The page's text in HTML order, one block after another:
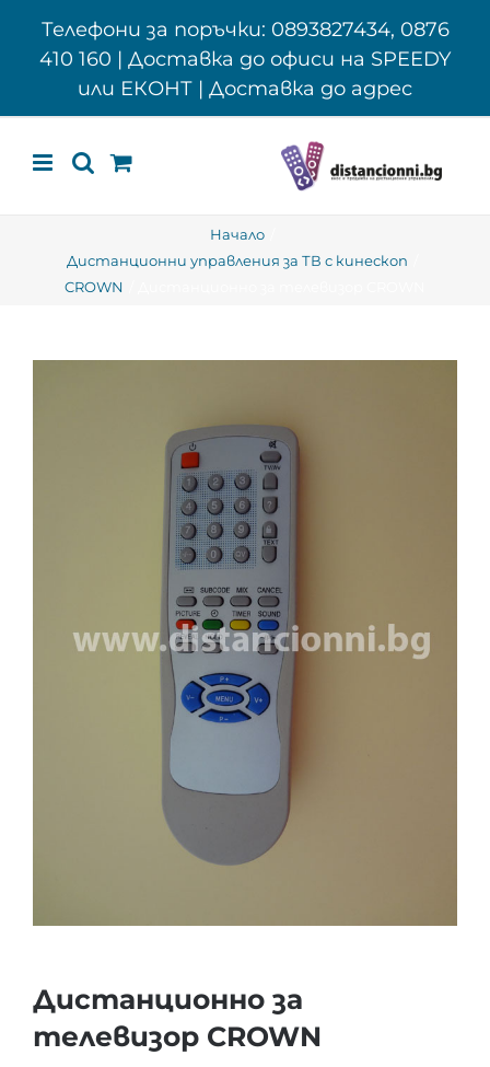
Телефони за поръчки: 0893827434, 0876
410 160 | Доставка до офиси на SPEEDY
или ЕКОНТ | Доставка до адрес
Начало
Дистанционни управления за ТВ с кинескоп
CROWN
Дистанционно за
телевизор CROWN